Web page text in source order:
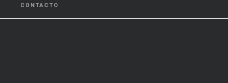
CONTACTO